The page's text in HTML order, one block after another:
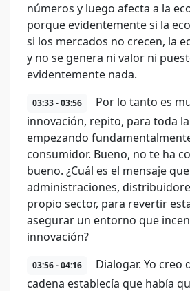
números y luego afecta a la
porque evidentemente si la
si los mercados no crecen, la
y no se genera ni valor ni
evidentemente nada.
03:33 - 03:56
Por lo tanto es
innovación, repito, para toda
empezando
consumidor. Bueno, no te ha
bueno. ¿Cuál es el mensaje
administraciones,
propio sector, para revertir
asegurar un entorno que
innovación?
03:56 - 04:16
Dialogar. Yo creo
cadena establecía que había